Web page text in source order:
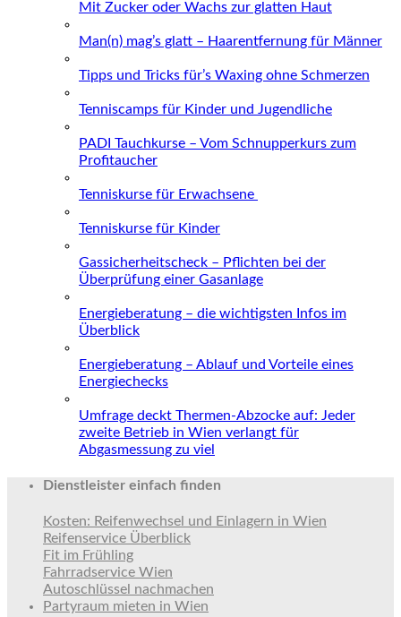
Mit Zucker oder Wachs zur glatten Haut
Man(n) mag’s glatt – Haarentfernung für Männer
Tipps und Tricks für’s Waxing ohne Schmerzen
Tenniscamps für Kinder und Jugendliche
PADI Tauchkurse – Vom Schnupperkurs zum
Profitaucher
Tenniskurse für Erwachsene
Tenniskurse für Kinder
Gassicherheitscheck – Pflichten bei der
Überprüfung einer Gasanlage
Energieberatung – die wichtigsten Infos im
Überblick
Energieberatung – Ablauf und Vorteile eines
Energiechecks
Umfrage deckt Thermen-Abzocke auf: Jeder
zweite Betrieb in Wien verlangt für
Abgasmessung zu viel
Dienstleister einfach finden
Kosten: Reifenwechsel und Einlagern in Wien
Reifenservice Überblick
Fit im Frühling
Fahrradservice Wien
Autoschlüssel nachmachen
Partyraum mieten in Wien